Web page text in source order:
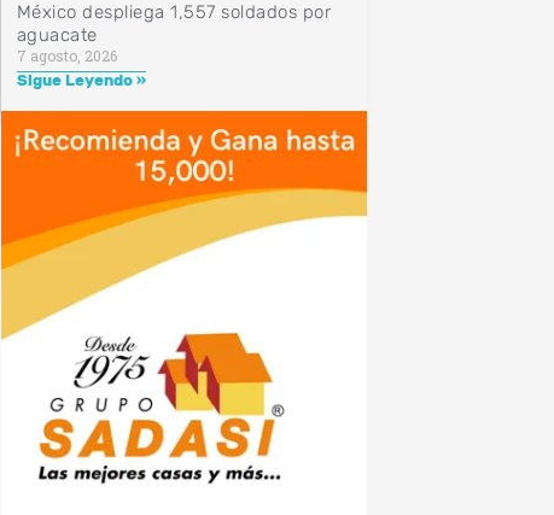
México despliega 1,557 soldados por
aguacate
7 agosto, 2026
Sigue Leyendo »